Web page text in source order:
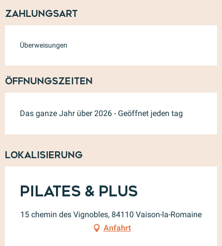
Zahlungsart
Überweisungen
Öffnungszeiten
Das ganze Jahr über 2026 - Geöffnet jeden tag
Lokalisierung
Pilates & Plus
15 chemin des Vignobles, 84110 Vaison-la-Romaine
Anfahrt